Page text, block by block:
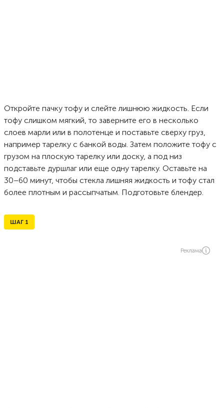
Откройте пачку тофу и слейте лишнюю жидкость. Если
тофу слишком мягкий, то заверните его в несколько
слоев марли или в полотенце и поставьте сверху груз,
например тарелку с банкой воды. Затем положите тофу с
грузом на плоскую тарелку или доску, а под низ
подставьте дуршлаг или еще одну тарелку. Оставьте на
30–60 минут, чтобы стекла лишняя жидкость и тофу стал
более плотным и рассыпчатым. Подготовьте блендер.
ШАГ 1
Реклама